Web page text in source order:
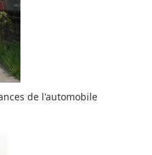
de l'automobile